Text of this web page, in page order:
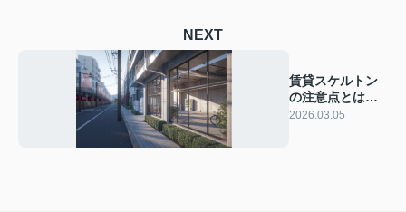
NEXT
賃貸スケルトン
の注意点とは？
メリットデメリ
2026.03.05